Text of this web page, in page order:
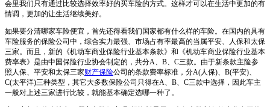
会里我们只有通过比较选择效率好的买车险的方式。这样才可以在生活中更加的有
情调，更加的让生活继续美好。
如果要分清哪家车险便宜，首先还得看我们国家都有什么样的车险。在国内的具有
车险服务的保险公司中，综合实力最强、市场占有率最高的当属平安、人保和太保
三家。而且，新的《机动车商业保险行业基本条款》和《机动车商业保险行业基本
费率表》是由中国保险行业协会制定的，共分A、B、C三款。由于新条款主险参
照人保、平安和太保三家财产保险公司的条款费率标准，分A(人保)、B(平安)、
C(太平洋)三种类型，其它大多数保险公司只得在A、B、C三款中选择，因此车主
一般对上述三家进行比较，就能基本确定选哪一种了。